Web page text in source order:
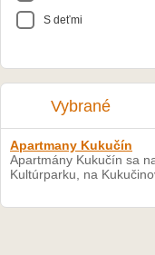
S deťmi
Vybrané
Apartmany Kukučín
Apartmány Kukučín sa
Kultúrparku, na